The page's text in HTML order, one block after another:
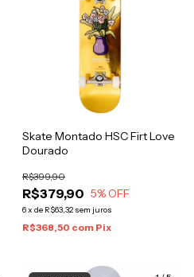
Skate Montado HSC Firt Love
Dourado
R$379,90
R$399,90
5% OFF
6x de R$63,32 sem juros
R$368,50 com Pix